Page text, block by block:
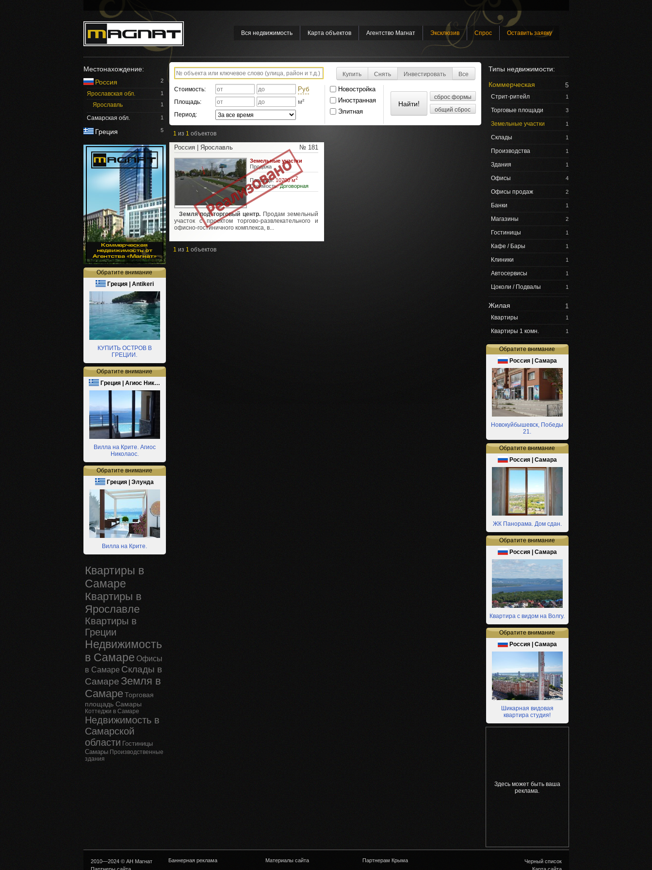
Вся недвижимость Карта объектов Агентство Магнат Эксклюзив Спрос Оставить заявку
Местонахождение:
Россия
2
Ярославская обл. 1
Ярославль 1
Самарская обл. 1
Греция 5
Обратите внимание
Греция | Antikeri
КУПИТЬ ОСТРОВ В
ГРЕЦИИ.
Обратите внимание
Греция | Агиос Ник…
Вилла на Крите. Агиос
Николаос.
Обратите внимание
Греция | Элунда
Вилла на Крите.
Квартиры в
Самаре
Квартиры в
Ярославле
Квартиры в
Греции
Недвижимость
в Самаре Офисы
в Самаре Склады в
Самаре Земля в
Самаре Торговая
площадь Самары
Коттеджи в Самаре
Недвижимость в
Самарской
области Гостиницы
Самары Производственные
здания
Купить Снять Инвестировать Все
Стоимость: Руб
Площадь: м²
Период:
Новостройка
Иностранная
Элитная
1 из 1 объектов
Россия | Ярославль № 181
Земельные участки
Продажа
Площадь:10700 м2
Стоимость: Договорная
Земля под торговый центр.Продам земельный
участок с проектом торгово-развлекательного и
офисно-гостиничного комплекса, в...
1 из 1 объектов
Типы недвижимости:
5
Коммерческая
1
Стрит-ритейл
3
Торговые площади
1
Земельные участки
1
Склады
1
Производства
1
Здания
4
Офисы
2
Офисы продаж
1
Банки
2
Магазины
1
Гостиницы
1
Кафе / Бары
1
Клиники
1
Автосервисы
1
Цоколи / Подвалы
1
Жилая
1
Квартиры
1
Квартиры 1 комн.
Обратите внимание
Россия | Самара
Новокуйбышевск, Победы
21.
Обратите внимание
Россия | Самара
ЖК Панорама. Дом сдан.
Обратите внимание
Россия | Самара
Квартира с видом на Волгу.
Обратите внимание
Россия | Самара
Шикарная видовая
квартира студия!
Здесь может быть ваша
реклама.
2010—2024 © АН Магнат
Баннерная реклама Материалы сайта Партнерам Крыма
Черный список